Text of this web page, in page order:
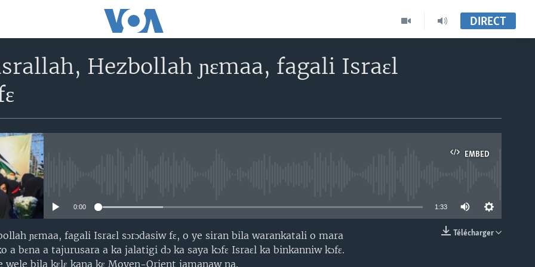
DIRECT
Hezbollah ɲɛmaa, fagali Israɛl
EMBED
0:00 1:33
Télécharger
ɲɛmaa, fagali Israɛl sɔrɔdasiw fɛ, o ye siran bila warankatali o mara
a bɛna a tajurusara a ka jalatigi dɔ ka saya kɔfɛ Israɛl ka binkanniw kɔfɛ.
wele bila kɛlɛ kana kɛ Moyen-Orient jamanaw na.